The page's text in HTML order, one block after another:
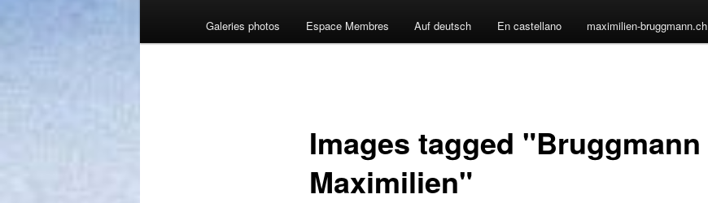
Galeries photos Espace Membres Auf deutsch En castellano maximilien-bruggmann.ch
Images tagged "Bruggmann
Maximilien"